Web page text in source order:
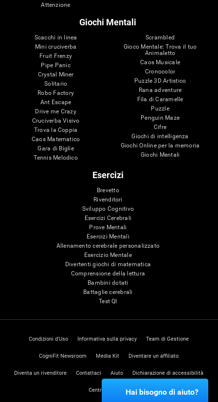
Attenzione
Giochi Mentali
Scacchi in linea
Mini cruciverba
Fruit Frenzy
Pipe Panic
Crystal Miner
Solitario
Robo Factory
Ant Escape
Drive me Crazy
Cruciverba Visivo
Trova la Coppia
Caos Matematico
Gara di Biglie
Tennis Melodico
Scrambled
Gioco Mentale: Trova il tuo
Animaletto
Caos Musicale
Cronocolor
Puzzle 3D Artistico
Rana adventure
Fila di Caramelle
Puzzle
Penguin Maze
Cifre
Giochi di intelligenza
Giochi Online per la memoria
Giochi Mentali
Esercizi
Brevetto
Rivenditori
Sviluppo Cognitivo
Esercizi Cerebrali
Prove Mentali
Esercizi Mentali
Allenamento cerebrale personalizzato
Esercizio Mentale
Divertenti giochi di matematica
Comprensione della lettura
Bambini dotati
Battaglie cerebrali
Test QI
Condizioni d'Uso Informativa sulla privacy Team di Gestione
CogniFit Newsroom Media Kit Diventare un affiliato
Diventa un rivenditore Contattaci Aiuto Dichiarazione di accessibilità
Centro di FiduciaHai bisogno di aiuto?